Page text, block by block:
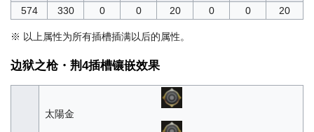
574
330 0 0 20 0 0 20
※ 以上属性为所有插槽插满以后的属性。
边狱之枪・荆4插槽镶嵌效果
太陽金